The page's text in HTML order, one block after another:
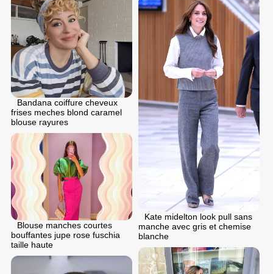
Bandana coiffure cheveux
frises meches blond caramel
blouse rayures
Kate midelton look pull sans
manche avec gris et chemise
blanche
Blouse manches courtes
bouffantes jupe rose fuschia
taille haute